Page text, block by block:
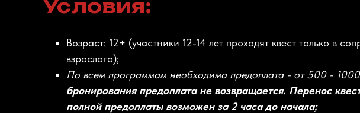
Возраст: 12+ (участники 12-14 лет проходят квест только в
взрослого);
По всем программам необходима предоплата - от 500 -
бронирования предоплата не возвращается. Перенос
полной предоплаты возможен за 2 часа до начала;
Условия: